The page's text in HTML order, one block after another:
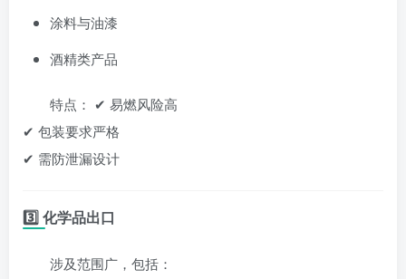
涂料与油漆
酒精类产品
特点： ✔ 易燃风险高
✔ 包装要求严格
✔ 需防泄漏设计
3️⃣ 化学品出口
涉及范围广，包括：